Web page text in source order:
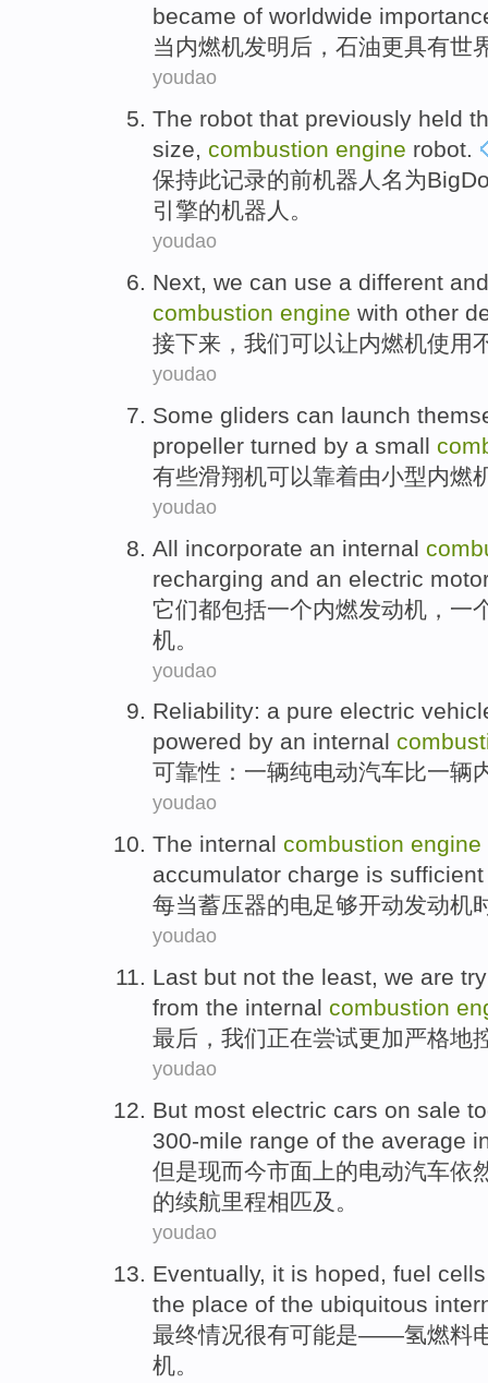
became of worldwide
当内燃机发明后 ， 石油更具有世
youdao
The robot that previously held
size, combustion engine robot.
保持此记录的前机器人 名为
引擎的机器人。
youdao
Next, we can use a different
combustion engine with other
接下来 ， 我们可以让内燃机使用
youdao
Some gliders can launch
propeller turned by a small
有些滑翔机可以靠着由小型内燃
youdao
All incorporate an internal
recharging and an electric motor
它们都包括一个内燃发动机 ， 一
机。
youdao
Reliability: a pure electric
powered by an internal
可靠性 ： 一辆纯电动汽车比一辆
youdao
The internal combustion engine
accumulator charge is sufficient
每当蓄压器的电足够开动发动机
youdao
Last but not the least, we are
from the internal combustion
最后 ， 我们正在尝试更加严格地
youdao
But most electric cars on sale
300-mile range of the average
但是现而今市面 上的电动汽车依
的续航里程相匹及。
youdao
Eventually, it is hoped, fuel cells
the place of the ubiquitous
最终情况很有可能是——氢燃料
机。